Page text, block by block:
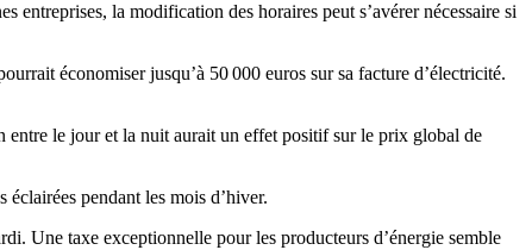
entreprises, la modification des horaires peut s’avérer nécessaire si
économiser jusqu’à 50 000 euros sur sa facture d’électricité.
entre le jour et la nuit aurait un effet positif sur le prix global de
pendant les mois d’hiver.
Une taxe exceptionnelle pour les producteurs d’énergie semble